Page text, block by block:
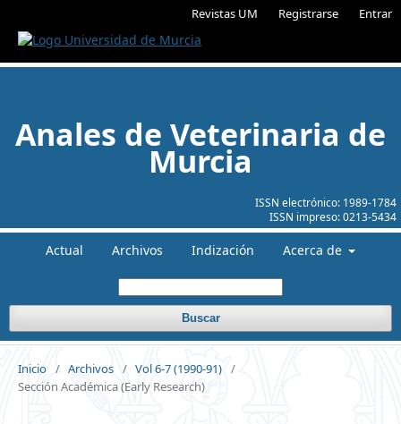
Revistas UM Registrarse Entrar
ISSN electrónico: 1989-1784
ISSN impreso:0213-5434
Anales de Veterinaria de
Murcia
Actual Archivos Indización Acerca de
Buscar
Inicio / Archivos / Vol 6-7 (1990-91) /
Sección Académica (Early Research)